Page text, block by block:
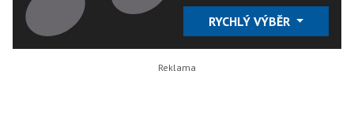
RYCHLÝ VÝBĚR